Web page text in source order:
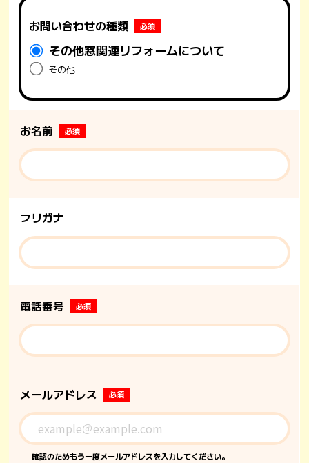
お問い合わせの種類 必須
その他窓関連リフォームについて
その他
お名前 必須
フリガナ
電話番号 必須
メールアドレス 必須
確認のためもう一度メールアドレスを入力してください。